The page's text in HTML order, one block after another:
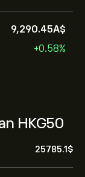
9,290.45‎A$‎
+0.58%
HKG50
25785.1‎$‎